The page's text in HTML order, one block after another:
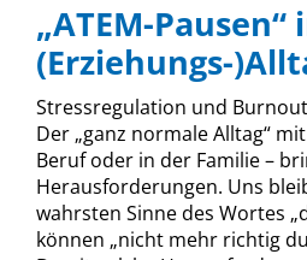
„ATEM-Pausen“
(Erziehungs-
Stressregulation und
Der „ganz normale Alltag“
Beruf oder in der Familie –
Herausforderungen. Uns
wahrsten Sinne des Wortes
können „nicht mehr richtig